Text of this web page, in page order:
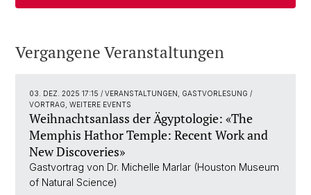
Vergangene Veranstaltungen
03. DEZ. 2025 17:15 / VERANSTALTUNGEN, GASTVORLESUNG /
VORTRAG, WEITERE EVENTS
Weihnachtsanlass der Ägyptologie: «The
Memphis Hathor Temple: Recent Work and
New Discoveries»
Gastvortrag von Dr. Michelle Marlar (Houston Museum
of Natural Science)